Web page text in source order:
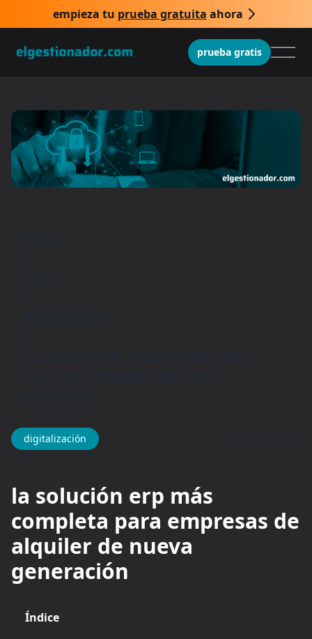
empieza tu prueba gratuita ahora
prueba gratis
digitalización
la solución erp más
completa para empresas de
alquiler de nueva
generación
Índice